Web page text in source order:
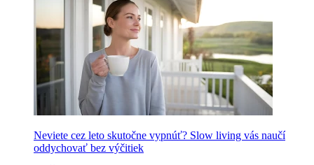
Neviete cez leto skutočne vypnúť? Slow living vás naučí
oddychovať bez výčitiek